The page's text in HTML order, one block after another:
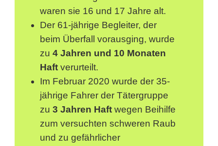
waren sie 16 und 17 Jahre alt.
Der 61-jährige Begleiter, der
beim Überfall vorausging, wurde
zu 4 Jahren und 10 Monaten
Haft verurteilt.
Im Februar 2020 wurde der 35-
jährige Fahrer der Tätergruppe
zu 3 Jahren Haft wegen Beihilfe
zum versuchten schweren Raub
und zu gefährlicher